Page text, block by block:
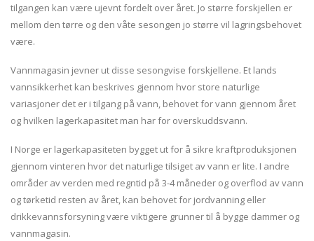
tilgangen kan være ujevnt fordelt over året. Jo større forskjellen er
mellom den tørre og den våte sesongen jo større vil lagringsbehovet
være.
Vannmagasin jevner ut disse sesongvise forskjellene. Et lands
vannsikkerhet kan beskrives gjennom hvor store naturlige
variasjoner det er i tilgang på vann, behovet for vann gjennom året
og hvilken lagerkapasitet man har for overskuddsvann.
I Norge er lagerkapasiteten bygget ut for å sikre kraftproduksjonen
gjennom vinteren hvor det naturlige tilsiget av vann er lite. I andre
områder av verden med regntid på 3-4 måneder og overflod av vann
og tørketid resten av året, kan behovet for jordvanning eller
drikkevannsforsyning være viktigere grunner til å bygge dammer og
vannmagasin.